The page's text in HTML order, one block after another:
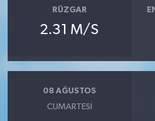
RÜZGAR
2.31 M/S
08 AĞUSTOS
CUMARTESI